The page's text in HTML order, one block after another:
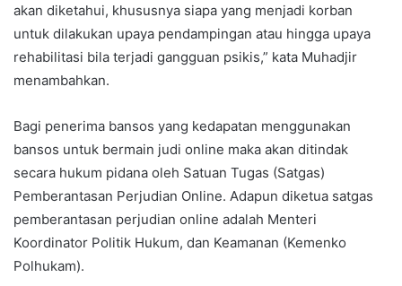
akan diketahui, khususnya siapa yang menjadi korban
untuk dilakukan upaya pendampingan atau hingga upaya
rehabilitasi bila terjadi gangguan psikis,” kata Muhadjir
menambahkan.
Bagi penerima bansos yang kedapatan menggunakan
bansos untuk bermain judi online maka akan ditindak
secara hukum pidana oleh Satuan Tugas (Satgas)
Pemberantasan Perjudian Online. Adapun diketua satgas
pemberantasan perjudian online adalah Menteri
Koordinator Politik Hukum, dan Keamanan (Kemenko
Polhukam).